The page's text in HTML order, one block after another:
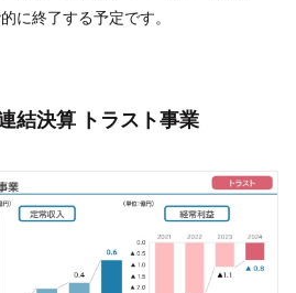
に終了する予定です。
結決算 トラスト事業